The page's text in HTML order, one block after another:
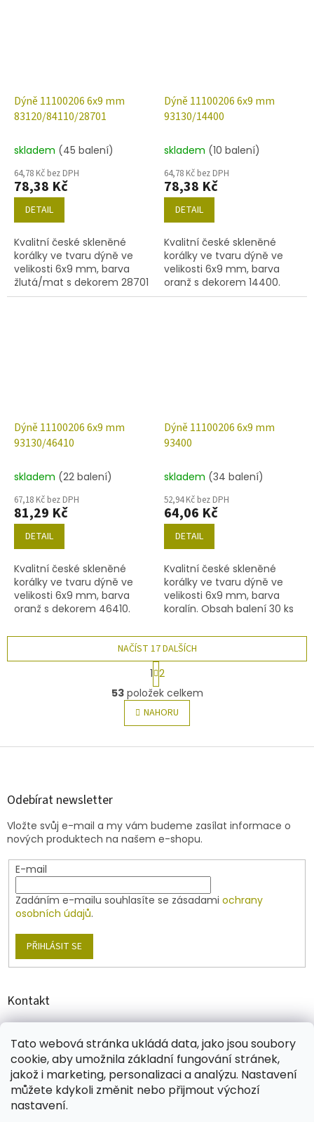
Tato webová stránka ukládá data, jako jsou soubory
cookie, aby umožnila základní fungování stránek,
jakož i marketing, personalizaci a analýzu. Nastavení
můžete kdykoli změnit nebo přijmout výchozí
nastavení.
Dýně 11100206 6x9 mm
83120/84110/28701
skladem (45 balení)
64,78 Kč bez DPH
78,38 Kč
DETAIL
Kvalitní české skleněné
korálky ve tvaru dýně ve
velikosti 6x9 mm, barva
žlutá/mat s dekorem 28701
(AB). Obsah balení 30 ks
Dýně 11100206 6x9 mm
93130/14400
skladem (10 balení)
64,78 Kč bez DPH
78,38 Kč
DETAIL
Kvalitní české skleněné
korálky ve tvaru dýně ve
velikosti 6x9 mm, barva
oranž s dekorem 14400.
Obsah balení 30 ks nebo
Dýně 11100206 6x9 mm
93130/46410
skladem (22 balení)
67,18 Kč bez DPH
81,29 Kč
DETAIL
Kvalitní české skleněné
korálky ve tvaru dýně ve
velikosti 6x9 mm, barva
oranž s dekorem 46410.
níže uvedené.
Dýně 11100206 6x9 mm
93400
skladem (34 balení)
52,94 Kč bez DPH
64,06 Kč
DETAIL
Kvalitní české skleněné
korálky ve tvaru dýně ve
velikosti 6x9 mm, barva
koralín. Obsah balení 30 ks
O
v
l
á
a
v
k
y
v
ý
i
NAČÍST 17 DALŠÍCH
S
t
r
á
n
k
v
1 2
53položek celkem
NAHORU
Z
Odebírat newsletter
Vložte svůj e-mail a my vám budeme zasílat informace o
nových produktech na našem e-shopu.
E-mail
Zadáním e-mailu souhlasíte se zásadami ochrany
osobních údajů.
PŘIHLÁSIT SE
Kontakt
+420 774 431 432